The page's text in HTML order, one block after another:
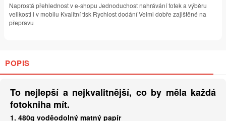
Naprostá přehlednost v e-shopu Jednoduchost nahrávání fotek a výběru
velikosti i v mobilu Kvalitní tisk Rychlost dodání Velmi dobře zajištěné na
přepravu
POPIS
To nejlepší a nejkvalitnější, co by měla každá
fotokniha mít.
1. 480g voděodolný matný papír